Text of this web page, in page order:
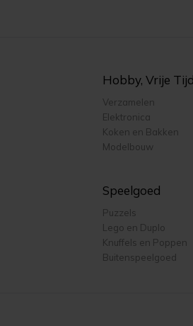
Hobby, Vrije
Verzamelen
Elektronica
Koken en Bakken
Modelbouw
Speelgoed
Puzzels
Lego en Duplo
Knuffels en Poppen
Buitenspeelgoed